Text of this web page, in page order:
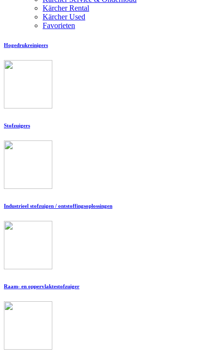
Kärcher Rental
Kärcher Used
Favorieten
Hogedrukreinigers
Stofzuigers
Industrieel stofzuigen / ontstoffingsoplossingen
Raam- en oppervlaktestofzuiger